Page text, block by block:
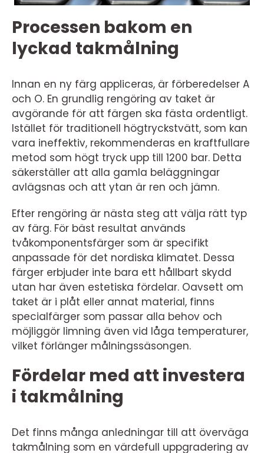
Processen bakom en
lyckad takmålning
Innan en ny färg appliceras, är förberedelser A
och O. En grundlig rengöring av taket är
avgörande för att färgen ska fästa ordentligt.
Istället för traditionell högtryckstvätt, som kan
vara ineffektiv, rekommenderas en kraftfullare
metod som högt tryck upp till 1200 bar. Detta
säkerställer att alla gamla beläggningar
avlägsnas och att ytan är ren och jämn.
Efter rengöring är nästa steg att välja rätt typ
av färg. För bäst resultat används
tvåkomponentsfärger som är specifikt
anpassade för det nordiska klimatet. Dessa
färger erbjuder inte bara ett hållbart skydd
utan har även estetiska fördelar. Oavsett om
taket är i plåt eller annat material, finns
specialfärger som passar alla behov och
möjliggör limning även vid låga temperaturer,
vilket förlänger målningssäsongen.
Fördelar med att investera
i takmålning
Det finns många anledningar till att överväga
takmålning som en värdefull uppgradering av